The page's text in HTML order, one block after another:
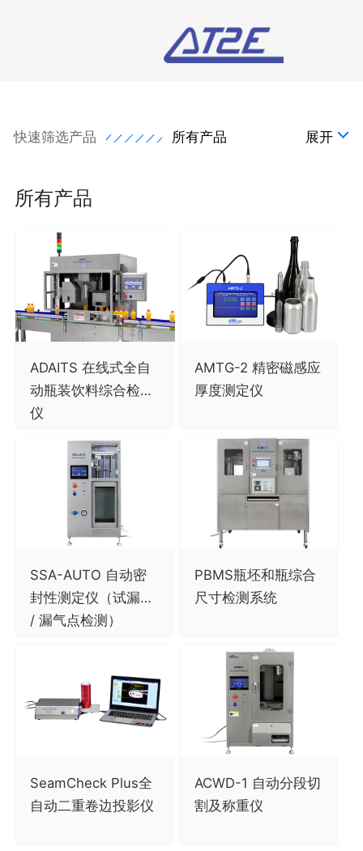
快速筛选产品 所有产品 展开
所有产品
ADAITS 在线式全自
动瓶装饮料综合检测
仪
AMTG-2 精密磁感应
厚度测定仪
SSA-AUTO 自动密
封性测定仪（试漏仪
/ 漏气点检测）
PBMS瓶坯和瓶综合
尺寸检测系统
SeamCheck Plus全
自动二重卷边投影仪
ACWD-1 自动分段切
割及称重仪